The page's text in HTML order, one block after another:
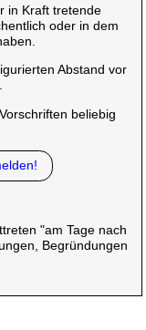
in Kraft tretende
oder in dem
Abstand vor
beliebig
"am Tage nach
Begründungen